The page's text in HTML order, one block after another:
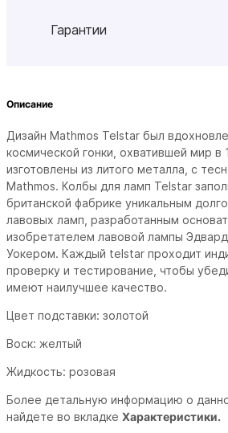
Гарантии
Описание
Дизайн Mathmos Telstar был
космической гонки, охватившей мир в
изготовлены из литого металла, с
Mathmos. Колбы для ламп Telstar
британской фабрике уникальным
лавовых ламп, разработанным
изобретателем лавовой лампы
Уокером. Каждый telstar проходит
проверку и тестирование, чтобы
имеют наилучшее качество.
Цвет подставки: золотой
Воск: желтый
Жидкость: розовая
Более детальную информацию о
найдете во вкладке Характеристики.